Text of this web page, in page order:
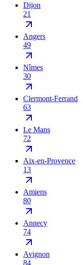
Dijon
21
Angers
49
Nîmes
30
Clermont-Ferrand
63
Le Mans
72
Aix-en-Provence
13
Amiens
80
Annecy
74
Avignon
84